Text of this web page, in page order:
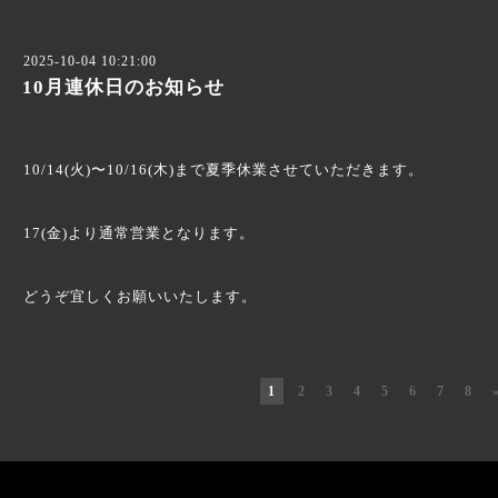
2025-10-04 10:21:00
10月連休日のお知らせ
10/14(火)〜10/16(木)まで夏季休業させていただきます。
17(金)より通常営業となります。
どうぞ宜しくお願いいたします。
1 2 3 4 5 6 7 8